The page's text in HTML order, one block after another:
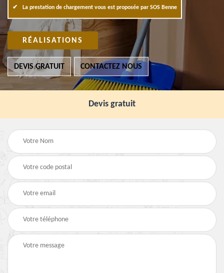
La prestation de chargement vous est proposée par SOS Benne
RÉALISATIONS
DEVIS GRATUIT CONTACTEZ NOUS
Devis gratuit